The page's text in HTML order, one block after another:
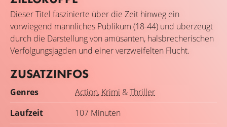
Dieser Titel faszinierte über die Zeit hinweg ein
vorwiegend männliches Publikum (18-44) und überzeugt
durch die Darstellung von amüsanten, halsbrecherischen
Verfolgungsjagden und einer verzweifelten Flucht.
ZUSATZINFOS
Genres Action, Krimi &Thriller
Laufzeit
107 Minuten